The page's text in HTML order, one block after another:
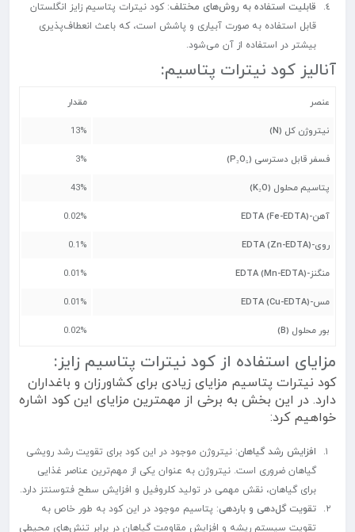
قابلیت استفاده به روش‌های مختلف: کود نیترات پتاسیم زایز انگلستان
قابل استفاده به صورت آبیاری و پاشش است، که باعث انعطاف‌پذیری
بیشتر در استفاده از آن می‌شود.
آنالیز کود نیترات پتاسیم:
عنصر مقدار
نیتروژن کل (N) 13%
فسفر قابل دسترسی (P₂O₅) 3%
پتاسیم محلول (K₂O) 43%
آهن-EDTA (Fe-EDTA) 0.02%
روی-EDTA (Zn-EDTA) 0.1%
منگنز-EDTA (Mn-EDTA) 0.01%
مس-EDTA (Cu-EDTA) 0.01%
بور محلول (B) 0.02%
مزایای استفاده از کود نیترات پتاسیم زایز:
کود نیترات پتاسیم مزایای زیادی برای کشاورزان و باغداران
دارد. در این بخش به برخی از مهمترین مزایای این کود اشاره
خواهیم کرد:
افزایش رشد گیاهان: نیتروژن موجود در این کود برای تقویت رشد رویشی
گیاهان ضروری است. نیتروژن به عنوان یکی از مهم‌ترین عناصر غذایی
برای گیاهان، نقش مهمی در تولید کلروفیل و افزایش سطح فتوسنتز دارد.
تقویت گل‌دهی و باردهی: پتاسیم موجود در این کود به طور خاص به
تقویت سیستم ریشه و افزایش مقاومت گیاهان در برابر تنش‌های محیطی